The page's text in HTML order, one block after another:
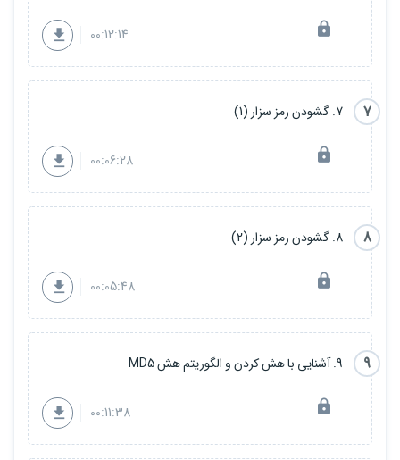
00:12:14
7 7. گشودن رمز سزار (1)
00:06:28
8 8. گشودن رمز سزار (2)
00:05:48
9 9. آشنایی با هش کردن و الگوریتم هش MD5
00:11:38